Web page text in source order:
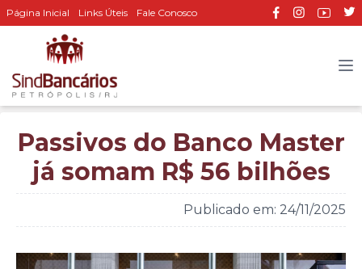
Página Inicial Links Úteis Fale Conosco
Passivos do Banco Master
já somam R$ 56 bilhões
Publicado em: 24/11/2025